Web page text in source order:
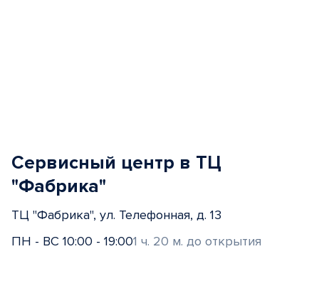
Сервисный центр в ТЦ
"Фабрика"
ТЦ "Фабрика", ул. Телефонная, д. 13
ПН - ВС 10:00 - 19:001 ч. 20 м. до открытия